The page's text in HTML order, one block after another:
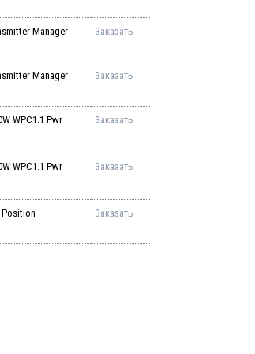
Manager Заказать
Manager Заказать
WPC1.1 Pwr
Заказать
WPC1.1 Pwr
Заказать
Заказать